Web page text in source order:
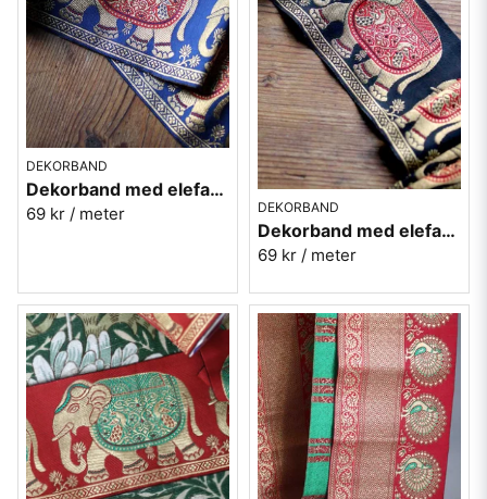
DEKORBAND
Dekorband med elefanter - blå
69 kr / meter DEKORBAND
Dekorband med elefanter - svart
69 kr / meter